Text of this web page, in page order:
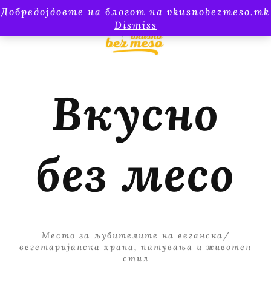
Добредојдовте на блогот на vkusnobezmeso.mk
Dismiss
Вкусно
без месо
Место за љубителите на веганска/
вегетаријанска храна, патувања и животен
стил